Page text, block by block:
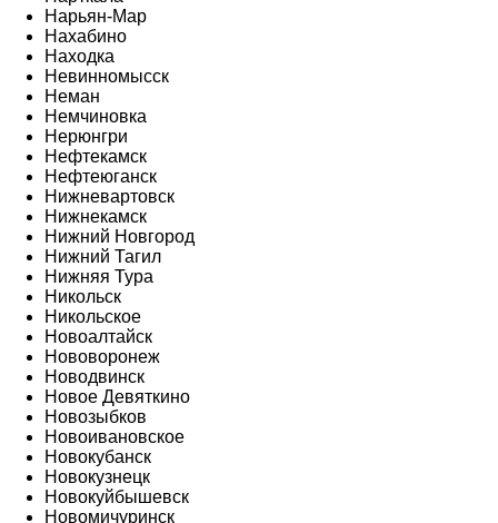
Нарьян-Мар
Нахабино
Находка
Невинномысск
Неман
Немчиновка
Нерюнгри
Нефтекамск
Нефтеюганск
Нижневартовск
Нижнекамск
Нижний Новгород
Нижний Тагил
Нижняя Тура
Никольск
Никольское
Новоалтайск
Нововоронеж
Новодвинск
Новое Девяткино
Новозыбков
Новоивановское
Новокубанск
Новокузнецк
Новокуйбышевск
Новомичуринск